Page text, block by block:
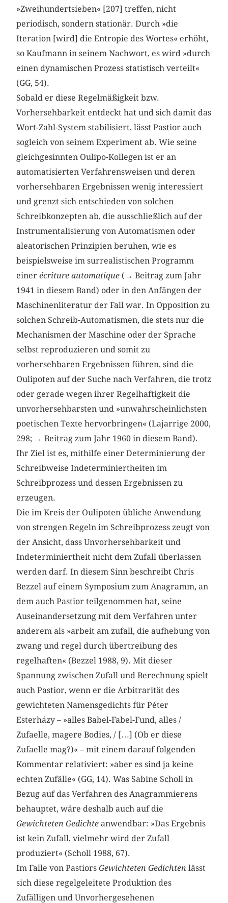
»Zweihundertsieben« [207] treffen, nicht
periodisch, sondern stationär. Durch »die
Iteration [wird] die Entropie des Wortes« erhöht,
so Kaufmann in seinem Nachwort, es wird »durch
einen dynamischen Prozess statistisch verteilt«
(GG, 54).
Sobald er diese Regelmäßigkeit bzw.
Vorhersehbarkeit entdeckt hat und sich damit das
Wort-Zahl-System stabilisiert, lässt Pastior auch
sogleich von seinem Experiment ab. Wie seine
gleichgesinnten Oulipo-Kollegen ist er an
automatisierten Verfahrensweisen und deren
vorhersehbaren Ergebnissen wenig interessiert
und grenzt sich entschieden von solchen
Schreibkonzepten ab, die ausschließlich auf der
Instrumentalisierung von Automatismen oder
aleatorischen Prinzipien beruhen, wie es
beispielsweise im surrealistischen Programm
einerécriture automatique (→ Beitrag zum Jahr
1941 in diesem Band) oder in den Anfängen der
Maschinenliteratur der Fall war. In Opposition zu
solchen Schreib-Automatismen, die stets nur die
Mechanismen der Maschine oder der Sprache
selbst reproduzieren und somit zu
vorhersehbaren Ergebnissen führen, sind die
Oulipoten auf der Suche nach Verfahren, die trotz
oder gerade wegen ihrer Regelhaftigkeit die
unvorhersehbarsten und »unwahrscheinlichsten
poetischen Texte hervorbringen« (Lajarrige 2000,
298; → Beitrag zum Jahr 1960 in diesem Band).
Ihr Ziel ist es, mithilfe einer Determinierung der
Schreibweise Indeterminiertheiten im
Schreibprozess und dessen Ergebnissen zu
erzeugen.
Die im Kreis der Oulipoten übliche Anwendung
von strengen Regeln im Schreibprozess zeugt von
der Ansicht, dass Unvorhersehbarkeit und
Indeterminiertheit nicht dem Zufall überlassen
werden darf. In diesem Sinn beschreibt Chris
Bezzel auf einem Symposium zum Anagramm, an
dem auch Pastior teilgenommen hat, seine
Auseinandersetzung mit dem Verfahren unter
anderem als »arbeit am zufall, die aufhebung von
zwang und regel durch übertreibung des
regelhaften« (Bezzel 1988, 9). Mit dieser
Spannung zwischen Zufall und Berechnung spielt
auch Pastior, wenn er die Arbitrarität des
gewichteten Namensgedichts für Péter
Esterházy – »alles Babel-Fabel-Fund, alles /
Zufaelle, magere Bodies, / […] (Ob er diese
Zufaelle mag?)« – mit einem darauf folgenden
Kommentar relativiert: »aber es sind ja keine
echten Zufälle« (GG, 14). Was Sabine Scholl in
Bezug auf das Verfahren des Anagrammierens
behauptet, wäre deshalb auch auf die
Gewichteten Gedichte anwendbar: »Das Ergebnis
ist kein Zufall, vielmehr wird der Zufall
produziert« (Scholl 1988, 67).
Im Falle von PastiorsGewichteten Gedichtenlässt
sich diese regelgeleitete Produktion des
Zufälligen und Unvorhergesehenen